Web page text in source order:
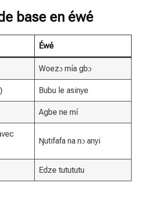
base en éwé
Éwé
Woezɔ mía gbɔ
Bubu le asinye
Agbe ne mí
Ŋutifafa na nɔ anyi
Edze tutututu